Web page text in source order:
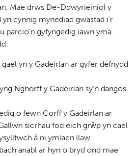
Mae drws De-Ddwyrieiniol y
cynnig mynediad gwastad i’r
parcio’n gyfyngedig iawn yma.
yn y Gadeirlan ar gyfer defnydd
Nghorff y Gadeirlan sy’n dangos
o fewn Corff y Gadeirlan ar
sicrhau fod eich grŵp yn cael
â ni ymlaen llaw.
anabl ar hyn o bryd ond mae